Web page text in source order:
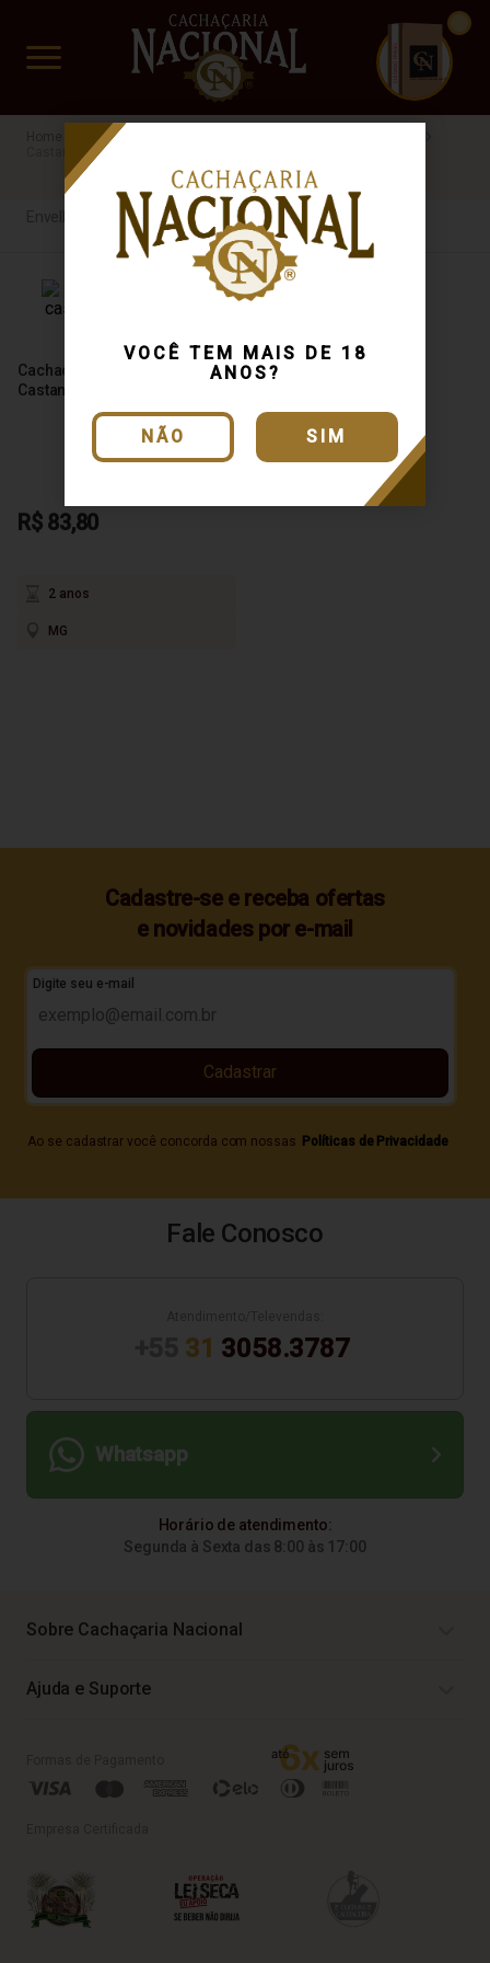
VOCÊ TEM MAIS DE 18
ANOS?
NÃO SIM
www.cachacarianacional.com.br
CUIDADO FRÁGIL
Cachaça
Castanheira
Cachaça Confraria Brasil
Castanheira 700ml
R$ 83,80
2 anos
MG
Cadastre-se e receba ofertas
e novidades por e-mail
Digite seu e-mail
Ao se cadastrar você concorda com nossas Políticas de Privacidade
Cadastrar
Fale Conosco
31 3058.3787
Whatsapp
Horário de atendimento:
Segunda à Sexta das 8:00 às 17:00
Sobre Cachaçaria Nacional
Ajuda e Suporte